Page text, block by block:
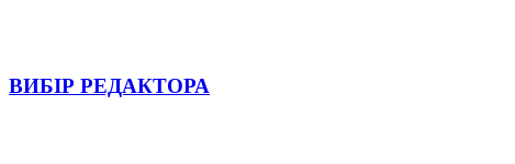
ВИБІР РЕДАКТОРА